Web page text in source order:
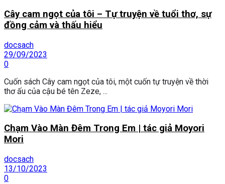
Cây cam ngọt của tôi – Tự truyện về tuổi thơ, sự
đồng cảm và thấu hiểu
docsach
29/09/2023
0
Cuốn sách Cây cam ngọt của tôi, một cuốn tự truyện về thời
thơ ấu của cậu bé tên Zeze, ...
Chạm Vào Màn Đêm Trong Em | tác giả Moyori
Mori
docsach
13/10/2023
0